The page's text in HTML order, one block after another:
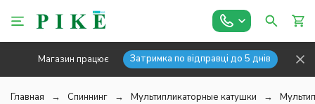
Магазин працює Затримка по відправці до 5 днів
Главная Спиннинг Мультипликаторные катушки